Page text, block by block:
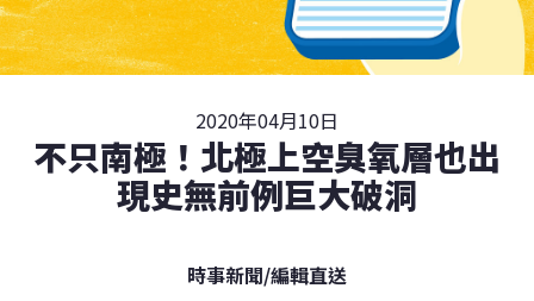
2020年04月10日
不只南極！北極上空臭氧層也出
現史無前例巨大破洞
時事新聞/編輯直送